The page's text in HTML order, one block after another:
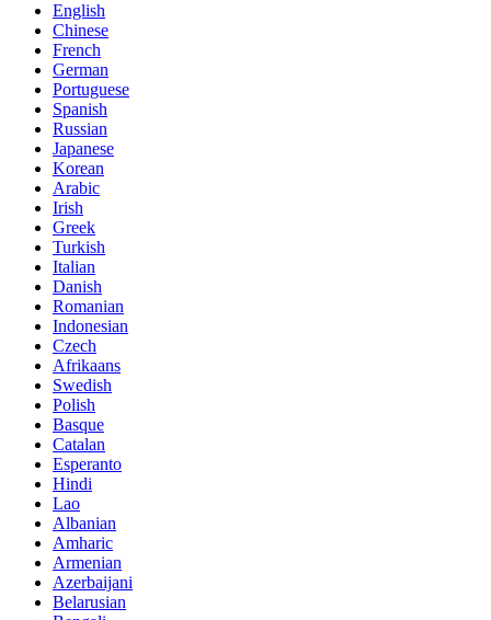
English
Chinese
French
German
Portuguese
Spanish
Russian
Japanese
Korean
Arabic
Irish
Greek
Turkish
Italian
Danish
Romanian
Indonesian
Czech
Afrikaans
Swedish
Polish
Basque
Catalan
Esperanto
Hindi
Lao
Albanian
Amharic
Armenian
Azerbaijani
Belarusian